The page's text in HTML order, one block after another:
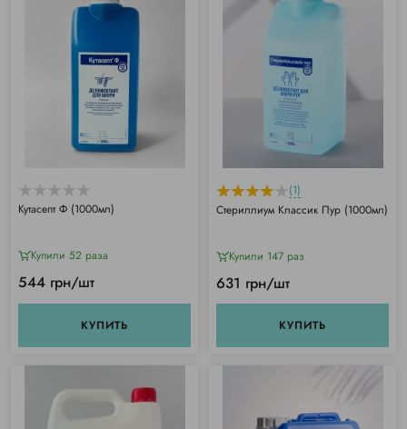
Кутасепт Ф (1000мл)
Купили 52 раза
544 грн/шт
КУПИТЬ
(1)
Стериллиум Классик Пур (1000мл)
Купили 147 раз
631 грн/шт
КУПИТЬ